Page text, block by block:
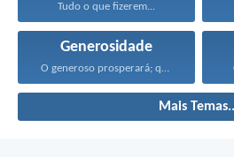
Tudo o que fizerem...
Generosidade
O generoso prosperará; quem...
Mais